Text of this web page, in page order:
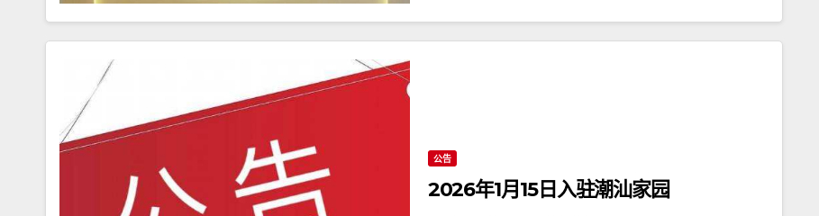
公告
2026年1月15日入驻潮汕家园